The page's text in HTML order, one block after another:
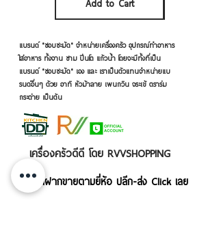
Add to Cart
แบรนด์ "ชอบชะมัด" จำหน่ายเครื่องครัว อุปกรณ์ทำอาหาร
ใส่อาหาร ทั้งจาน ชาม ปิ่นโต แก้วน้ำ โดยจะมีทั้งที่เป็น
แบรนด์ "ชอบชะมัด" เอง และ เราเป็นตัวแทนจำหน่ายแบ
รนด์อื่นๆ ด้วย อาทิ หัวม้าลาย เพนกวิน จระเข้ ตราร่ม
กระต่าย เป็นต้น
เครื่องครัวดีดี โดย RVVSHOPPING
สินค้าฝากขายตามยี่ห้อ ปลีก-ส่ง Click เลย